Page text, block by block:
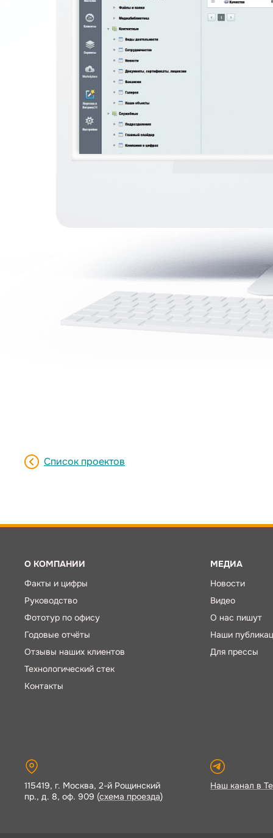
Список проектов
О КОМПАНИИ
Факты и цифры
Руководство
Фототур по офису
Годовые отчёты
Отзывы наших клиентов
Технологический стек
Контакты
МЕДИА
Новости
Видео
О нас пишут
Наши
Для прессы
115419, г. Москва, 2-й Рощинский
пр., д. 8, оф. 909 (схема проезда)
Наш канал в